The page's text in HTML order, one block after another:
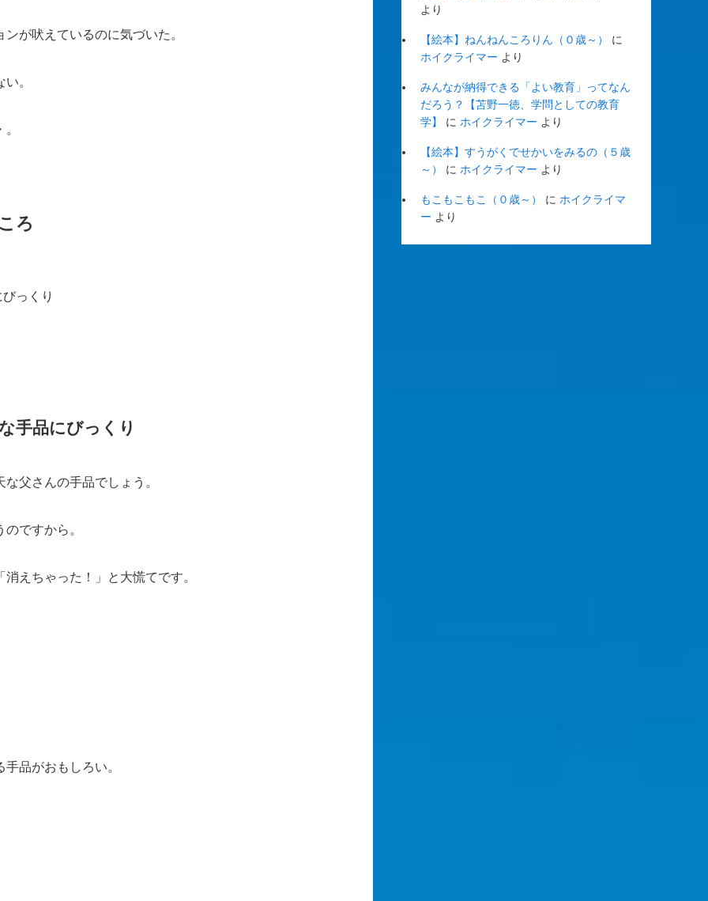
が吠えているのに気づいた。
。
ろ
っくり
手品にびっくり
父さんの手品でしょう。
ですから。
えちゃった！」と大慌てです。
品がおもしろい。
より
【絵本】ねんねんころりん（０歳～）
に
ホイクライマー より
みんなが納得できる「よい教育」ってなん
だろう？【苫野一徳、学問としての教育
学】
に ホイクライマー より
【絵本】すうがくでせかいをみるの（５歳
～）
に ホイクライマー より
もこもこもこ（０歳～） に ホイクライマ
ー より